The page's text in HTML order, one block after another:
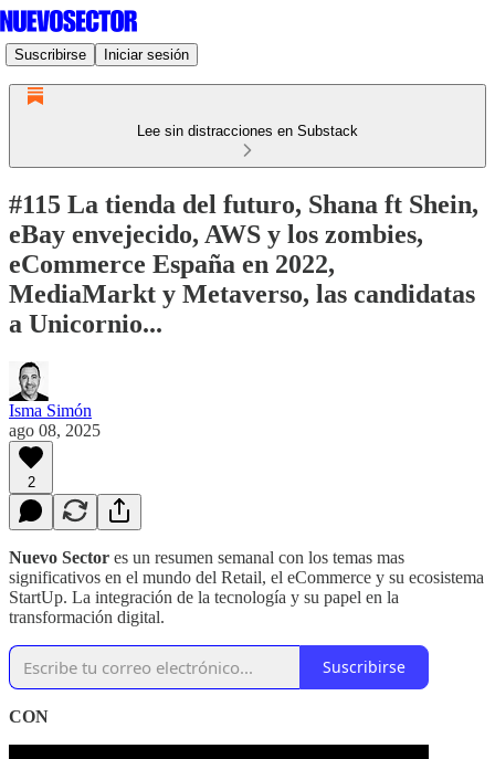
Suscribirse Iniciar sesión
Lee sin distracciones en Substack
#115 La tienda del futuro, Shana ft Shein,
eBay envejecido, AWS y los zombies,
eCommerce España en 2022,
MediaMarkt y Metaverso, las candidatas
a Unicornio...
Isma Simón
ago 08, 2025
2
Nuevo Sector es un resumen semanal con los temas mas
significativos en el mundo del Retail, el eCommerce y su ecosistema
StartUp. La integración de la tecnología y su papel en la
transformación digital.
Suscribirse
CON